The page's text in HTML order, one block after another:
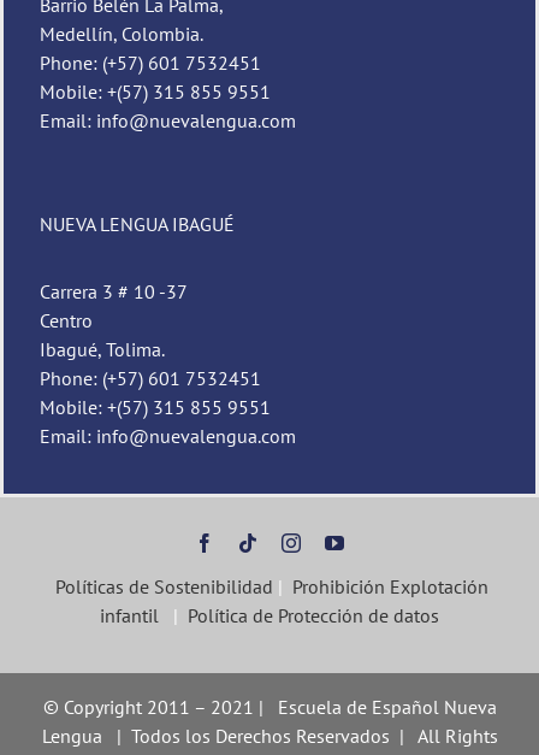
Medellín, Colombia.
Phone: (+57) 601 7532451
Mobile: +(57) 315 855 9551
Email: info@nuevalengua.com
NUEVA LENGUA IBAGUÉ
Carrera 3 # 10 -37
Centro
Ibagué, Tolima.
Phone: (+57) 601 7532451
Mobile: +(57) 315 855 9551
Email: info@nuevalengua.com
Políticas de Sostenibilidad | Prohibición Explotación
infantil | Política de Protección de datos
© Copyright 2011 – 2021 | Escuela de Español Nueva
Lengua | Todos los Derechos Reservados | All Rights